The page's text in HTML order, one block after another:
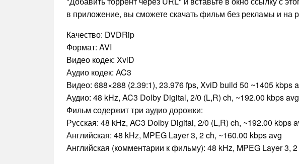
в приложение, вы сможете скачать фильм без рекламы и на
Качество: DVDRip
Формат: AVI
Видео кодек: XviD
Аудио кодек: AC3
Видео: 688×288 (2.39:1), 23.976 fps, XviD build 50 ~1405 kbps
Аудио: 48 kHz, AC3 Dolby Digital, 2/0 (L,R) ch, ~192.00 kbps avg
Фильм содержит три аудио дорожки:
Русская: 48 kHz, AC3 Dolby Digital, 2/0 (L,R) ch, ~192.00 kbps
Английская: 48 kHz, MPEG Layer 3, 2 ch, ~160.00 kbps avg
Английская (комментарии к фильму): 48 kHz, MPEG Layer 3,